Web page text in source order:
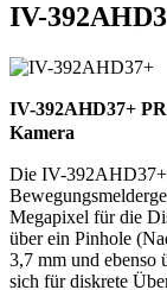
IV-
IV-392AHD37+
Kamera
Die IV-392AHD37+
Megapixel für die
über ein Pinhole
3,7 mm und ebenso
sich für diskrete